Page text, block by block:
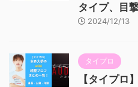
タイプ、目
2024/12/13
タイプロ
【タイプロ